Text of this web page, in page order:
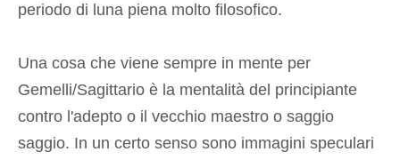
periodo di luna piena molto filosofico.
Una cosa che viene sempre in mente per
Gemelli/Sagittario è la mentalità del principiante
contro l'adepto o il vecchio maestro o saggio
saggio. In un certo senso sono immagini speculari